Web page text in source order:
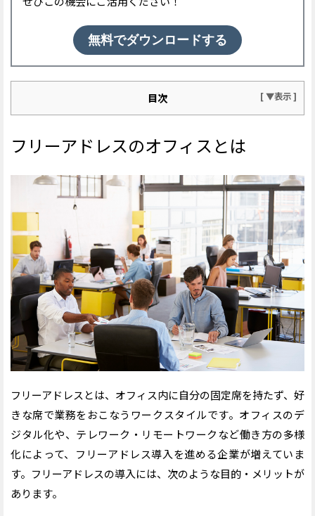
無料でダウンロードする
目次
フリーアドレスが失敗する原因
明確な運用ルールが設定されていない
席が固定化している
フリーアドレスに適した業務環境が整っていない
従業員の居場所が把握しにくい
人材育成・新人教育に向かない環境になっている
書類管理がうまくいっていない
雑談により生産性が低下している
セキュリティ対策が不十分
フリーアドレスの失敗を防ぐ12のポイント
1. フリーアドレスの導入目的を明確にする
3. 運用ルール作成して周知する
4. 座席管理システムを活用する
5. 社内ネットワークを整備する
6. セキュリティ対策を講じる
7. グループアドレスを併用する
8. ABWを導入する
フリーアドレスのオフィスとは
フリーアドレスとは、オフィス内に自分の固定席を持たず、好
きな席で業務をおこなう ワーク スタイルです。オフィスのデ
ジタル化や、テレワーク・リモートワークなど働き方の多様
化によって、フリーアドレス導入を進める企業が増えていま
す。 フリーアドレスの導入には、次のような目的・メリットが
あります。